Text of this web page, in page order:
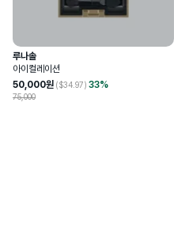
루나솔
아이컬레이션
50,000원 ($34.97) 33%
75,000